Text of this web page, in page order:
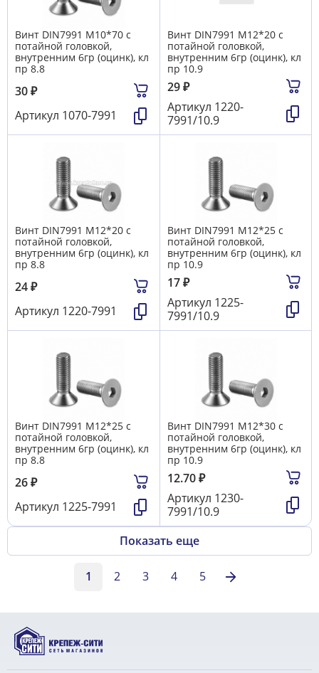
Винт DIN7991 М10*70 с
потайной головкой,
внутренним 6гр (оцинк), кл
пр 8.8
30₽
Артикул 1070-7991
Винт DIN7991 М12*20 с
потайной головкой,
внутренним 6гр (оцинк), кл
пр 10.9
29₽
Артикул 1220-
7991/10.9
Винт DIN7991 М12*20 с
потайной головкой,
внутренним 6гр (оцинк), кл
пр 8.8
24₽
Артикул 1220-7991
Винт DIN7991 М12*25 с
потайной головкой,
внутренним 6гр (оцинк), кл
пр 10.9
17₽
Артикул 1225-
7991/10.9
Винт DIN7991 М12*25 с
потайной головкой,
внутренним 6гр (оцинк), кл
пр 8.8
26₽
Артикул 1225-7991
Винт DIN7991 М12*30 с
потайной головкой,
внутренним 6гр (оцинк), кл
пр 10.9
12.70₽
Артикул 1230-
7991/10.9
Показать еще
1 2 3 4 5